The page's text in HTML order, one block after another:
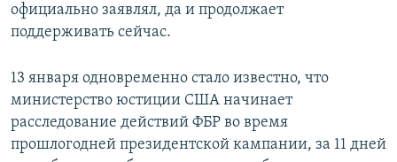
официально заявлял, да и продолжает
поддерживать сейчас.
13 января одновременно стало известно, что
министерство юстиции США начинает
расследование действий ФБР во время
прошлогодней президентской кампании, за 11 дней